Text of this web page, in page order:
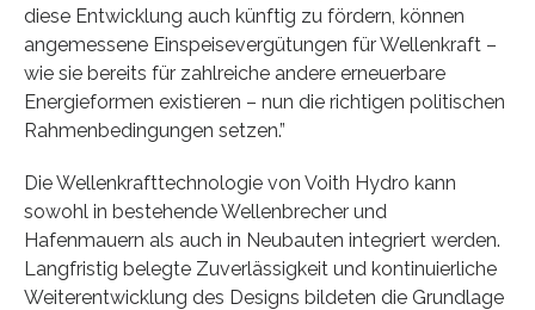
diese Entwicklung auch künftig zu fördern, können
angemessene Einspeisevergütungen für Wellenkraft –
wie sie bereits für zahlreiche andere erneuerbare
Energieformen existieren – nun die richtigen politischen
Rahmenbedingungen setzen.”
Die Wellenkrafttechnologie von Voith Hydro kann
sowohl in bestehende Wellenbrecher und
Hafenmauern als auch in Neubauten integriert werden.
Langfristig belegte Zuverlässigkeit und kontinuierliche
Weiterentwicklung des Designs bildeten die Grundlage